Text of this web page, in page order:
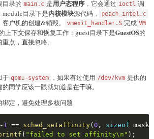
目录的 main.c 是用户态程序 ，它会通过 ioctl 调
目录下是内核模块源代码， peach_intel.c
户机的创建&销毁。 vmexit_handler.S 完成 VM
上下文保存和恢复工作；guest目录下是GuestOS的
点，直接忽略。
于 qemu-system ，如果有过使用 /dev/kvm 提供的
同学应该一眼就知道是在干嘛。
绑定，避免处理多核问题
- 1 == sched_setaffinity(0 , sizeof mask
( "failed to set affinity\n" ) ;